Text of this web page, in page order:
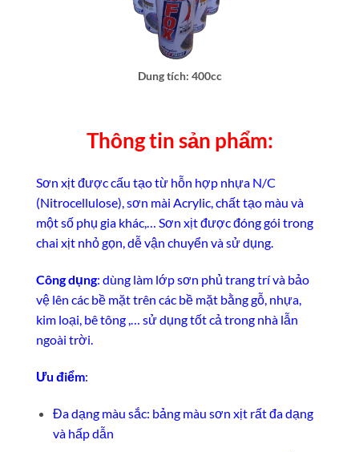
Dung tích: 400cc
Thông tin sản phẩm:
Sơn xịt được cấu tạo từ hỗn hợp nhựa N/C
(Nitrocellulose), sơn mài Acrylic, chất tạo màu và
một số phụ gia khác,… Sơn xịt được đóng gói trong
chai xịt nhỏ gọn, dễ vận chuyển và sử dụng.
Công dụng: dùng làm lớp sơn phủ trang trí và bảo
vệ lên các bề mặt trên các bề mặt bằng gỗ, nhựa,
kim loại, bê tông ,… sử dụng tốt cả trong nhà lẫn
ngoài trời.
Ưu điểm:
Đa dạng màu sắc: bảng màu sơn xịt rất đa dạng
và hấp dẫn